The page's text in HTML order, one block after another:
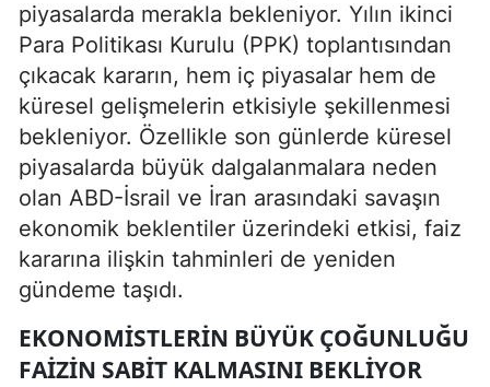
piyasalarda merakla bekleniyor. Yılın ikinci
Para Politikası Kurulu (PPK) toplantısından
çıkacak kararın, hem iç piyasalar hem de
küresel gelişmelerin etkisiyle şekillenmesi
bekleniyor. Özellikle son günlerde küresel
piyasalarda büyük dalgalanmalara neden
olan ABD-İsrail ve İran arasındaki savaşın
ekonomik beklentiler üzerindeki etkisi, faiz
kararına ilişkin tahminleri de yeniden
gündeme taşıdı.
EKONOMISTLERIN BÜYÜK ÇOĞUNLUĞU
FAIZIN SABIT KALMASINI BEKLIYOR